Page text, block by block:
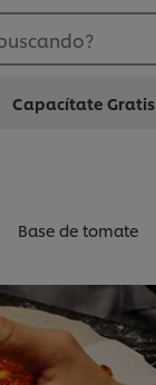
Capacítate Gratis
Base de tomate